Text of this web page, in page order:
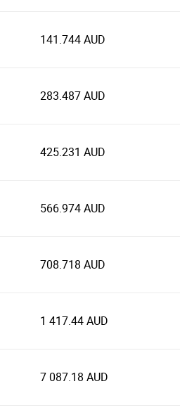
141.744 AUD
283.487 AUD
425.231 AUD
566.974 AUD
708.718 AUD
1 417.44 AUD
7 087.18 AUD